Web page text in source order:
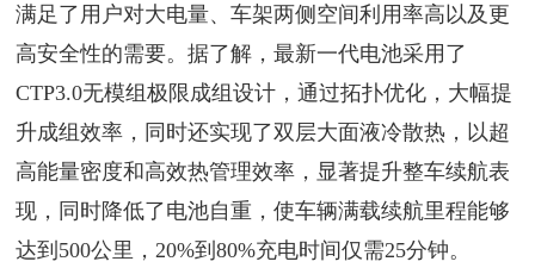
满足了用户对大电量、车架两侧空间利用率高以及更
高安全性的需要。据了解，最新一代电池采用了
CTP3.0无模组极限成组设计，通过拓扑优化，大幅提
升成组效率，同时还实现了双层大面液冷散热，以超
高能量密度和高效热管理效率，显著提升整车续航表
现，同时降低了电池自重，使车辆满载续航里程能够
达到500公里，20%到80%充电时间仅需25分钟。